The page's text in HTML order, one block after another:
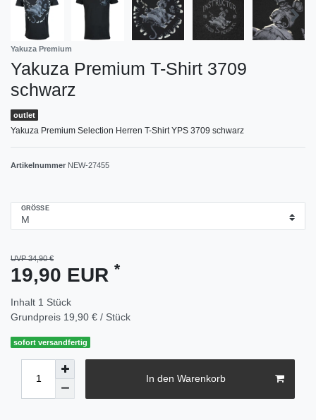
Yakuza Premium
Yakuza Premium T-Shirt 3709
schwarz
outlet
Yakuza Premium Selection Herren T-Shirt YPS 3709 schwarz
Artikelnummer NEW-27455
GRÖSSE
UVP 34,90 €
19,90 EUR *
Inhalt 1 Stück
Grundpreis 19,90 € / Stück
sofort versandfertig
In den Warenkorb